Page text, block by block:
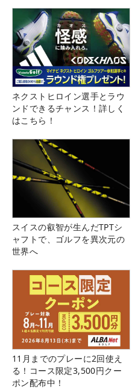
ネクストヒロイン選手とラウ
ンドできるチャンス！詳しく
はこちら！
スイスの叡智が生んだTPTシ
ャフトで、ゴルフを異次元の
世界へ
11月までのプレーに2回使え
る！コース限定3,500円クー
ポン配布中！